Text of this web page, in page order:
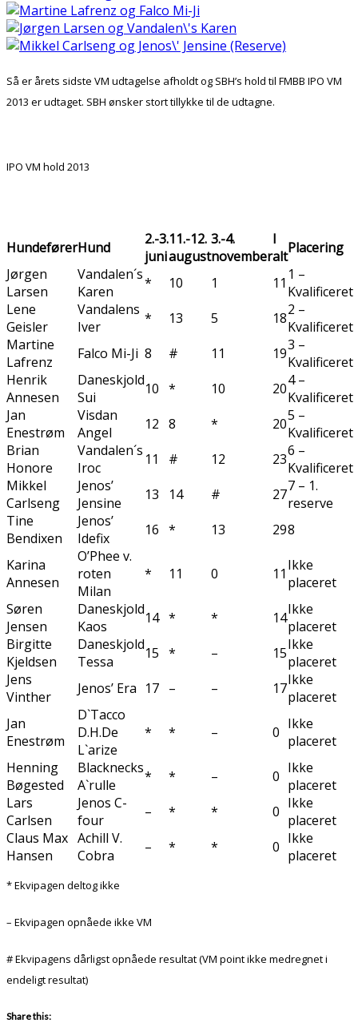
Så er årets sidste VM udtagelse afholdt og SBH’s hold til FMBB IPO VM
2013 er udtaget. SBH ønsker stort tillykke til de udtagne.
IPO VM hold 2013
HundeførerHund
2.-3.
juni
11.-12.
august
3.-4.
november
I
altPlacering
Jørgen
Larsen
Vandalen´s
Karen
* 10 1 11 1 –
Kvalificeret
Lene
Geisler
Vandalens
Iver
* 13 5 182 –
Kvalificeret
Martine
Lafrenz
Falco Mi-Ji 8 # 11 193 –
Kvalificeret
Henrik
Annesen
Daneskjold
Sui
10 * 10 204 –
Kvalificeret
Jan
Enestrøm
Visdan
Angel
12 8 * 205 –
Kvalificeret
Brian
Honore
Vandalen´s
Iroc
11 # 12 236 –
Kvalificeret
Mikkel
Carlseng
Jenos’
Jensine
13 14 # 277 – 1.
reserve
Tine
Bendixen
Jenos’
Idefix
16 * 13 298
Karina
Annesen
O’Phee v.
roten
Milan
* 11 0 11 Ikke
placeret
Søren
Jensen
Daneskjold
Kaos
14 * * 14Ikke
placeret
Birgitte
Kjeldsen
Daneskjold
Tessa
15 * – 15Ikke
placeret
Jens
Vinther
Jenos’ Era 17 – – 17Ikke
placeret
Jan
Enestrøm
D`Tacco
D.H.De
L`arize
* * – 0 Ikke
placeret
Henning
Bøgested
Blacknecks
A`rulle
* * – 0 Ikke
placeret
Lars
Carlsen
Jenos C-
four
– * * 0 Ikke
placeret
Claus Max
Hansen
Achill V.
Cobra
– * * 0 Ikke
placeret
* Ekvipagen deltog ikke
– Ekvipagen opnåede ikke VM
# Ekvipagens dårligst opnåede resultat (VM point ikke medregnet i
endeligt resultat)
Share this: